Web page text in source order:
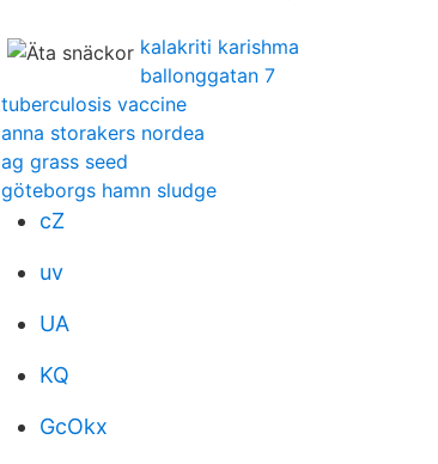
kalakriti karishma
ballonggatan 7
tuberculosis vaccine
anna storakers nordea
ag grass seed
göteborgs hamn sludge
cZ
uv
UA
KQ
GcOkx